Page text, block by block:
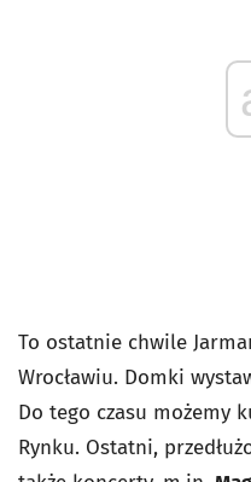
To ostatnie chwile
Wrocławiu. Domki
Do tego czasu możemy
Rynku. Ostatni,